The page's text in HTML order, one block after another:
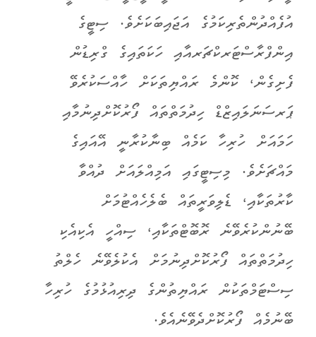
އުފެއްދުންތެރިކަމުގެ އަޖައިބަކަށެވެ. ސިޓީގެ
އިންފްރާސްޓަރކްޗަރއާއި ހަކަތައިގެ ގްރިޑުން
ފެށިގެން، ކޮންމެ ރައްޔިތަކަށް ހާއްސަކުރެވޭ
ޕަރސަނަލައިޒްޑް ހިދުމަތްތައް ފޯރުކޮށްދިނުމާއި
ހަމައަށް ހުރިހާ ކަމެއް ބިނާކުރާނީ އޭއައިގެ
މައްޗަށެވެ. މިސިޓީގައި އަމިއްލައަށް ދުއްވާ
ކާރުތަކާއި، ޑެލިވަރީތައް ބެލެހެއްޓުމަށް
ބޭނުންކުރެވޭނެ ރޮބޮޓްތަކާއި، ސިއްހީ އެކިއެކި
ހިދުމަތްތައް ފޯރުކޮށްދިނުމަށް އެކުލެވޭނެ ހެލްތު
ސިސްޓަމްތަކުން ރައްޔިތުންގެ ދިރިއުޅުމުގެ ހުރިހާ
ބޭނުމެއް ފޯރުކޮށްދެވޭނެއެވެ.